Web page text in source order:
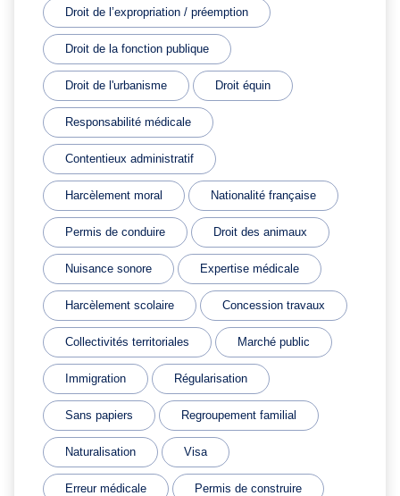
Droit de l’expropriation / préemption
Droit de la fonction publique
Droit de l'urbanisme Droit équin
Responsabilité médicale
Contentieux administratif
Harcèlement moral Nationalité française
Permis de conduire Droit des animaux
Nuisance sonore Expertise médicale
Harcèlement scolaire Concession travaux
Collectivités territoriales Marché public
Immigration Régularisation
Sans papiers Regroupement familial
Naturalisation Visa
Erreur médicale Permis de construire